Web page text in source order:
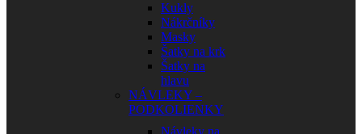
Kukly
Nákrčníky
Masky
Šatky na krk
Šatky na
hlavu
NÁVLEKY –
PODKOLIENKY